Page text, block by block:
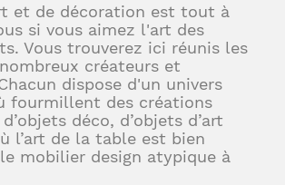
et de décoration est tout à
si vous aimez l'art des
Vous trouverez ici réunis les
créateurs et
dispose d'un univers
fourmillent des créations
déco, d’objets d’art
l’art de la table est bien
mobilier design atypique à